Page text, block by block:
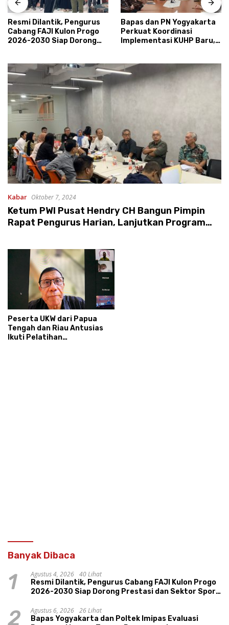
Resmi Dilantik, Pengurus
Cabang FAJI Kulon Progo
2026-2030 Siap Dorong
Bapas dan PN Yogyakarta
Perkuat Koordinasi
Implementasi KUHP Baru,
Kabar Oktober 7, 2024
Ketum PWI Pusat Hendry CH Bangun Pimpin
Rapat Pengurus Harian, Lanjutkan Program
Peserta UKW dari Papua
Tengah dan Riau Antusias
Ikuti Pelatihan
Banyak Dibaca
1 Agustus 4, 2026 40 Lihat
Resmi Dilantik, Pengurus Cabang FAJI Kulon Progo
2026-2030 Siap Dorong Prestasi dan Sektor Sport
2 Agustus 6, 2026 26 Lihat
Bapas Yogyakarta dan Poltek Imipas Evaluasi